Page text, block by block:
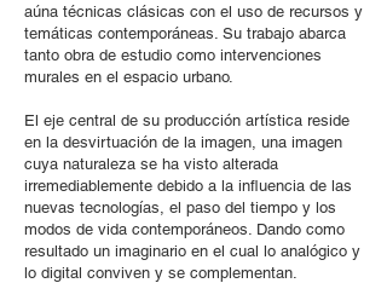
aúna técnicas clásicas con el uso de recursos y
temáticas contemporáneas. Su trabajo abarca
tanto obra de estudio como intervenciones
murales en el espacio urbano.
El eje central de su producción artística reside
en la desvirtuación de la imagen, una imagen
cuya naturaleza se ha visto alterada
irremediablemente debido a la influencia de las
nuevas tecnologías, el paso del tiempo y los
modos de vida contemporáneos. Dando como
resultado un imaginario en el cual lo analógico y
lo digital conviven y se complementan.